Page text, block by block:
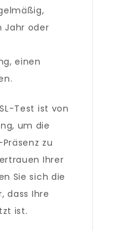
Jahr oder
einen
Test ist von
um die
zu
Ihrer
Sie sich die
dass Ihre
ist.